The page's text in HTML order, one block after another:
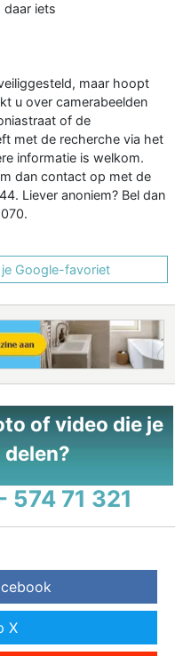
iets
maar hoopt
u over camerabeelden
of de
met de recherche via het
informatie is welkom.
dan contact op met de
Liever anoniem? Bel dan
Google-favoriet
of video die je
574 71 321
X